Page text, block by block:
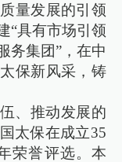
量发展的引领
“具有市场引领
务集团”，在中
保新风采，铸
、推动发展的
太保在成立35
荣誉评选。本